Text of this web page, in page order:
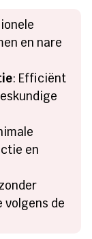
en nare
: Efficiënt
en
volgens de